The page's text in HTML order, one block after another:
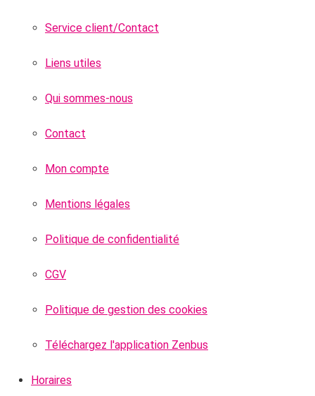
Service client/Contact
Liens utiles
Qui sommes-nous
Contact
Mon compte
Mentions légales
Politique de confidentialité
CGV
Politique de gestion des cookies
Téléchargez l'application Zenbus
Horaires